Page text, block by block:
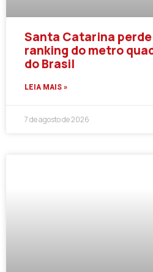
Santa Catarina
ranking do metro
do Brasil
LEIA MAIS »
7 de agosto de 2026